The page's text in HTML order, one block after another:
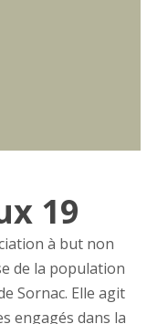
19
à but non
de la population
Sornac. Elle agit
engagés dans la